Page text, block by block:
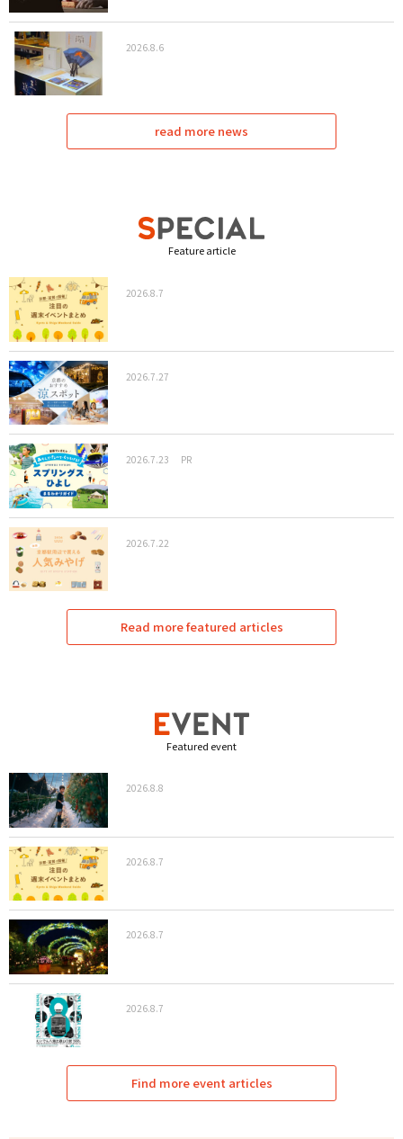
2026.8.6
read more news
Feature article
2026.8.7
2026.7.27
2026.7.23 PR
2026.7.22
Read more featured articles
Featured event
2026.8.8
2026.8.7
2026.8.7
2026.8.7
Find more event articles